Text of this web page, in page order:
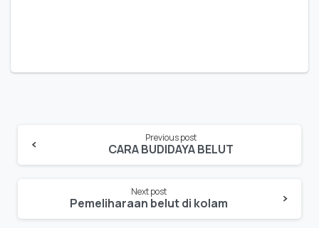
Previous post
CARA BUDIDAYA BELUT
Next post
Pemeliharaan belut di kolam